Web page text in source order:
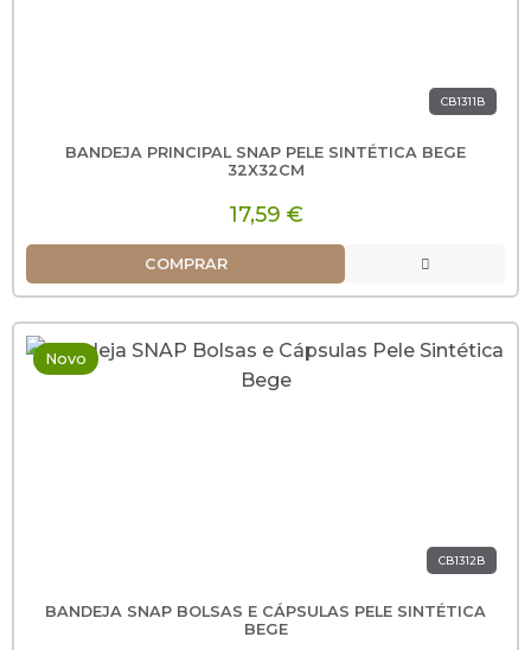
CB1311B
BANDEJA PRINCIPAL SNAP PELE SINTÉTICA BEGE
32X32CM
17,59 €
COMPRAR
Novo
CB1312B
BANDEJA SNAP BOLSAS E CÁPSULAS PELE SINTÉTICA
BEGE